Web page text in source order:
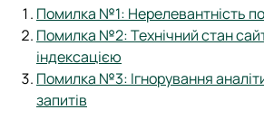
Помилка №1: Нерелевантність
Помилка №2: Технічний стан
індексацією
Помилка №3: Ігнорування
запитів